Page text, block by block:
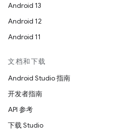
Android 13
Android 12
Android 11
文档和下载
Android Studio 指南
开发者指南
API 参考
下载 Studio